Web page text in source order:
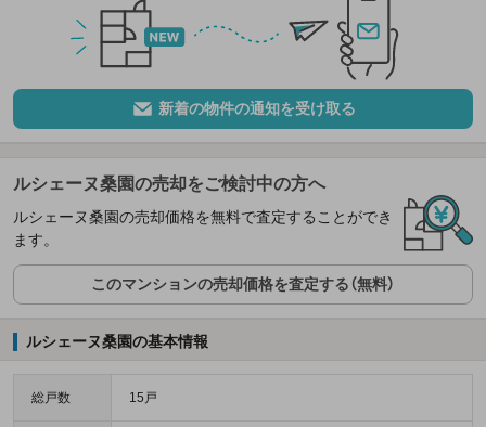
新着の物件の通知を受け取る
ルシェーヌ桑園の売却をご検討中の方へ
ルシェーヌ桑園の売却価格を無料で査定することができ
ます。
このマンションの売却価格を査定する（無料）
ルシェーヌ桑園の基本情報
総戸数 15戸